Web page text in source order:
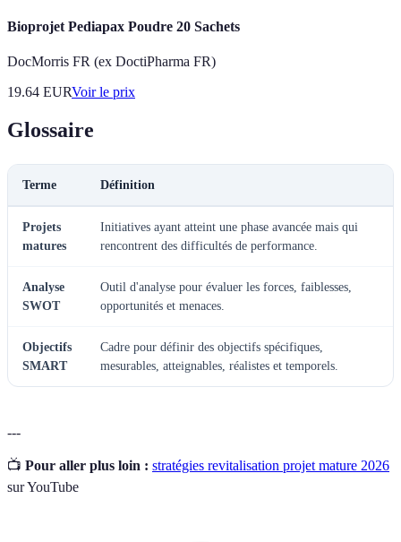
Bioprojet Pediapax Poudre 20 Sachets
DocMorris FR (ex DoctiPharma FR)
19.64 EURVoir le prix
Glossaire
Terme Définition
Projets
matures
Initiatives ayant atteint une phase avancée mais qui
rencontrent des difficultés de performance.
Analyse
SWOT
Outil d'analyse pour évaluer les forces, faiblesses,
opportunités et menaces.
Objectifs
SMART
Cadre pour définir des objectifs spécifiques,
mesurables, atteignables, réalistes et temporels.
---
📺 Pour aller plus loin : stratégies revitalisation projet mature 2026
sur YouTube